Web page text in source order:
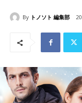
By トノソト 編集部